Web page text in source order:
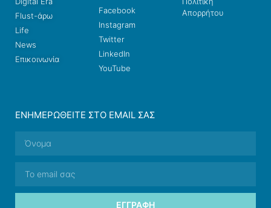
Flust-άρω
Life
News
Επικοινωνία
Facebook
Instagram
Twitter
LinkedIn
YouTube
Απορρήτου
ΕΝΗΜΕΡΩΘΕΊΤΕ ΣΤΟ EMAIL ΣΑΣ
ΕΓΓΡΑΦΉ